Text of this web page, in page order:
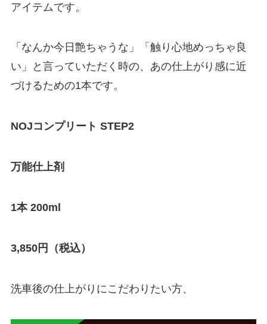
アイテムです。
「なんか今日艶ちゃうな」「触り心地めっちゃ良
い」と言っていただく時の、あの仕上がり感に近
づけるための1本です。
NOJコンプリート STEP2
万能仕上剤
1本 200ml
3,850円（税込）
洗車後の仕上がりにこだわりたい方、